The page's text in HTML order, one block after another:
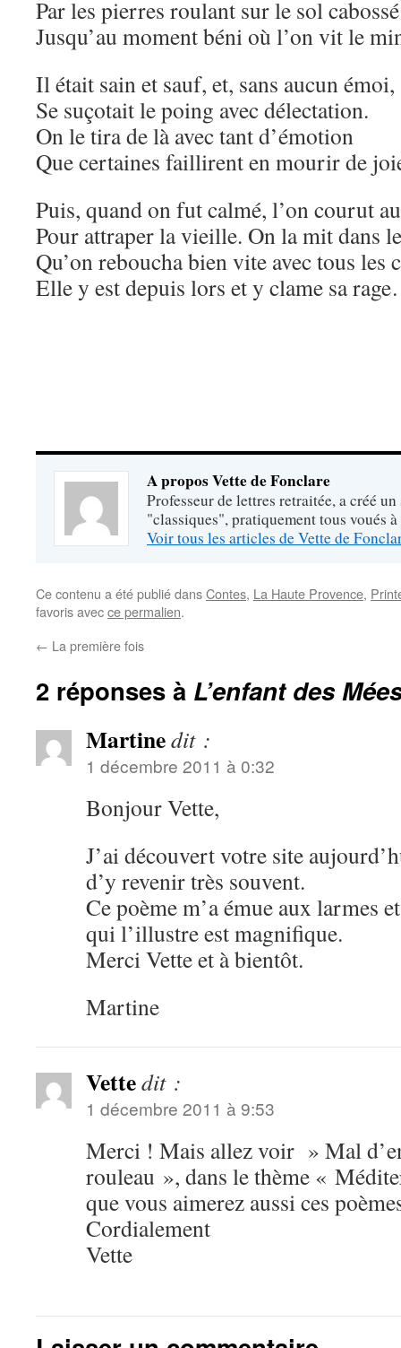
Par les pierres roulant sur le sol
Jusqu’au moment béni où l’on vit le
Il était sain et sauf, et, sans aucun émoi,
Se suçotait le poing avec délectation.
On le tira de là avec tant d’émotion
Que certaines faillirent en mourir de
Puis, quand on fut calmé, l’on courut
Pour attraper la vieille. On la mit dans
Qu’on reboucha bien vite avec tous les
Elle y est depuis lors et y clame sa
A propos Vette de Fonclare
Professeur de lettres retraitée, a créé
"classiques", pratiquement tous voués
Voir tous les articles de Vette de
Ce contenu a été publié dansContes, La Haute Provence,
favoris avecce permalien.
← La première fois
2 réponses à L’enfant des
Martinedit :
1 décembre 2011 à 0:32
Bonjour Vette,
J’ai découvert votre site
d’y revenir très souvent.
Ce poème m’a émue aux larmes
qui l’illustre est magnifique.
Merci Vette et à bientôt.
Martine
Vettedit :
1 décembre 2011 à 9:53
Merci ! Mais allez voir » Mal
rouleau », dans le thème «
que vous aimerez aussi ces
Cordialement
Vette